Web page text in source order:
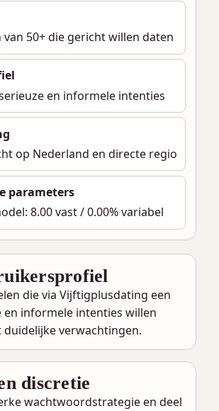
van 50+ die gericht willen daten
en informele intenties
op Nederland en directe regio
parameters
8.00 vast / 0.00% variabel
die via Vijftigplusdating een
en informele intenties willen
verwachtingen.
discretie
wachtwoordstrategie en deel